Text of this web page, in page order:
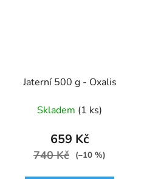
Jaterní 500 g - Oxalis
Skladem (1 ks)
659 Kč
740 Kč (–10 %)